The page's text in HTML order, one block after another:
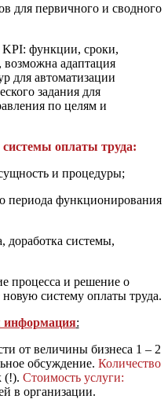
для первичного и сводного
KPI: функции, сроки,
возможна адаптация
для автоматизации
задания для
по целям и
системы оплаты труда:
и процедуры;
периода функционирования
доработка системы,
процесса и решение о
систему оплаты труда.
информация:
от величины бизнеса 1 – 2
обсуждение. Количество
(!). Стоимость услуги:
в организации.